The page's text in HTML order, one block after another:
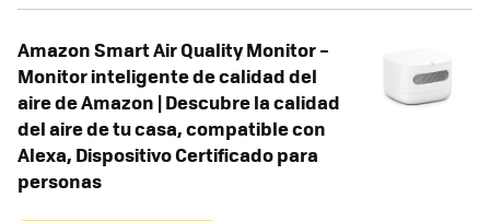
Amazon Smart Air Quality Monitor –
Monitor inteligente de calidad del
aire de Amazon | Descubre la calidad
del aire de tu casa, compatible con
Alexa, Dispositivo Certificado para
personas